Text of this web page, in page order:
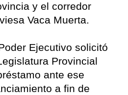
y el corredor
Vaca Muerta.
Ejecutivo solicitó
Provincial
ante ese
a fin de